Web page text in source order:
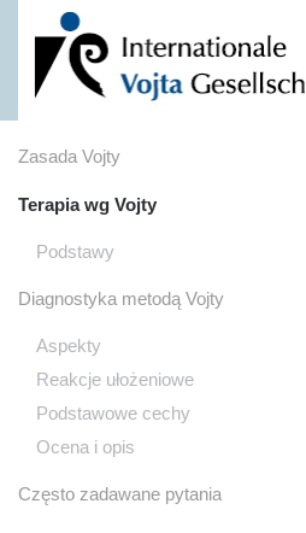
Przejdź do głównej treści
Zasada Vojty
Terapia wg Vojty
Podstawy
Diagnostyka metodą Vojty
Aspekty
Reakcje ułożeniowe
Podstawowe cechy
Ocena i opis
Często zadawane pytania